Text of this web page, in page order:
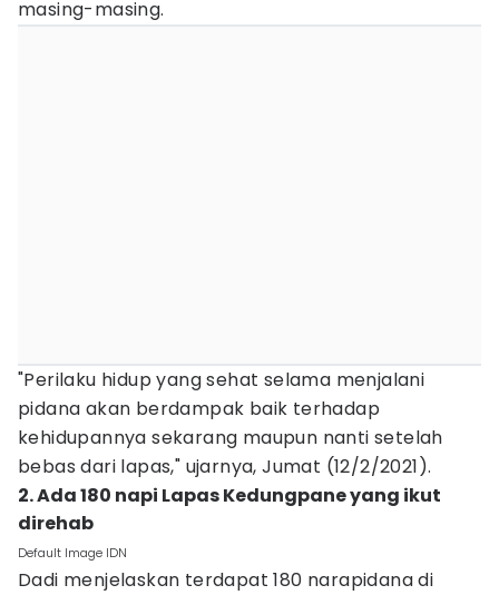
masing-masing.
"Perilaku hidup yang sehat selama menjalani
pidana akan berdampak baik terhadap
kehidupannya sekarang maupun nanti setelah
bebas dari lapas," ujarnya, Jumat (12/2/2021).
2. Ada 180 napi Lapas Kedungpane yang ikut
direhab
Default Image IDN
Dadi menjelaskan terdapat 180 narapidana di